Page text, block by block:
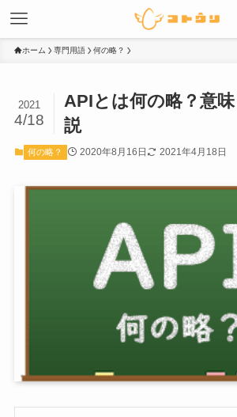
ホーム 専門用語 何の略？
APIとは何の略？意
説
2021
4/18
何の略？ 2020年8月16日 2021年4月18日